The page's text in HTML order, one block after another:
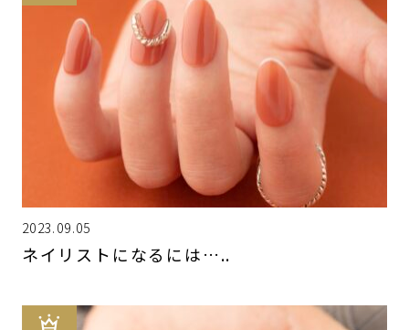
2023.09.05
ネイリストになるには…..